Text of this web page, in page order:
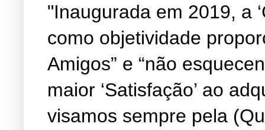
"Inaugurada em 2019, a
como objetividade
Amigos” e “não
maior ‘Satisfação’ ao
visamos sempre pela